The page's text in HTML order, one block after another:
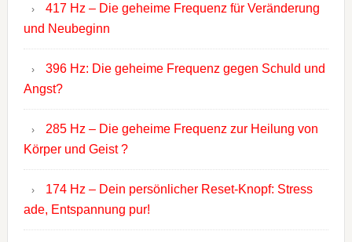
417 Hz – Die geheime Frequenz für Veränderung
und Neubeginn
396 Hz: Die geheime Frequenz gegen Schuld und
Angst?
285 Hz – Die geheime Frequenz zur Heilung von
Körper und Geist ?
174 Hz – Dein persönlicher Reset-Knopf: Stress
ade, Entspannung pur!